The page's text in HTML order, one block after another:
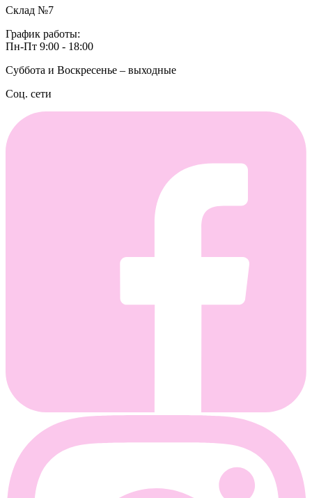
Склад №7
График работы:
Пн-Пт 9:00 - 18:00
Суббота и Воскресенье – выходные
Соц. сети